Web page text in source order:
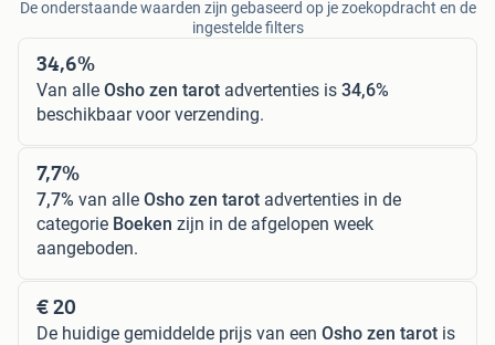
De onderstaande waarden zijn gebaseerd op je zoekopdracht en de
ingestelde filters
34,6%
Van alle Osho zen tarot advertenties is 34,6%
beschikbaar voor verzending.
7,7%
7,7% van alle Osho zen tarot advertenties in de
categorie Boeken zijn in de afgelopen week
aangeboden.
€ 20
De huidige gemiddelde prijs van een Osho zen tarot is